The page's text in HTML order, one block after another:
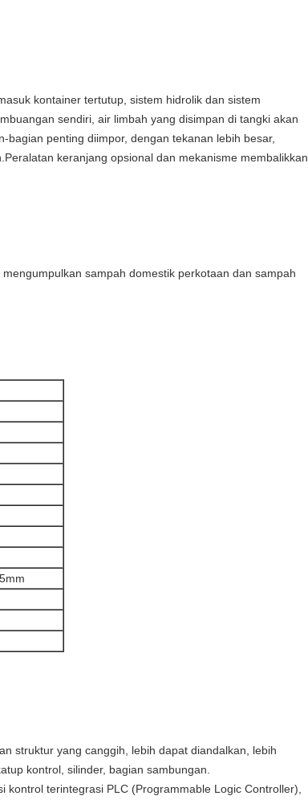
kontainer tertutup, sistem hidrolik dan sistem
sendiri, air limbah yang disimpan di tangki akan
penting diimpor, dengan tekanan lebih besar,
keranjang opsional dan mekanisme membalikkan
sampah domestik perkotaan dan sampah
struktur yang canggih, lebih dapat diandalkan, lebih
kontrol, silinder, bagian sambungan.
kontrol terintegrasi PLC (Programmable Logic Controller),